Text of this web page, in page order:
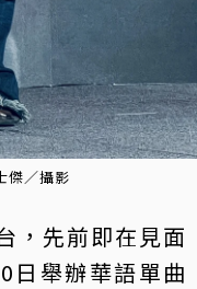
傑／攝影
，先前即在見面
日舉辦華語單曲